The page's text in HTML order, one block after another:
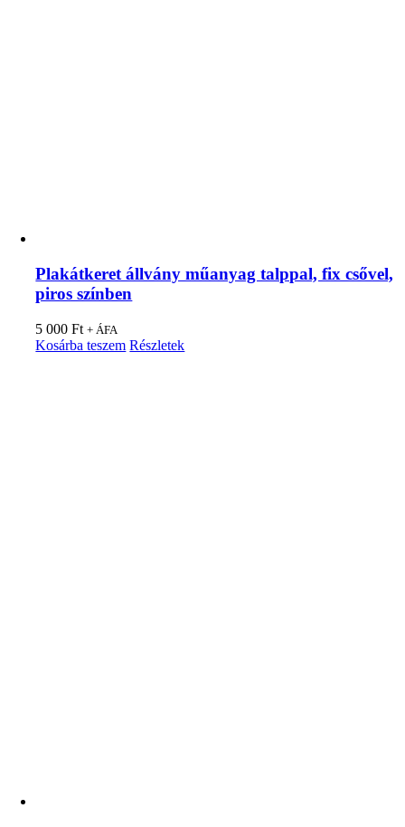
Plakátkeret állvány műanyag talppal, fix csővel,
piros színben
5 000Ft + ÁFA
Kosárba teszem Részletek